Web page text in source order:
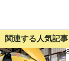
関連する人気記事